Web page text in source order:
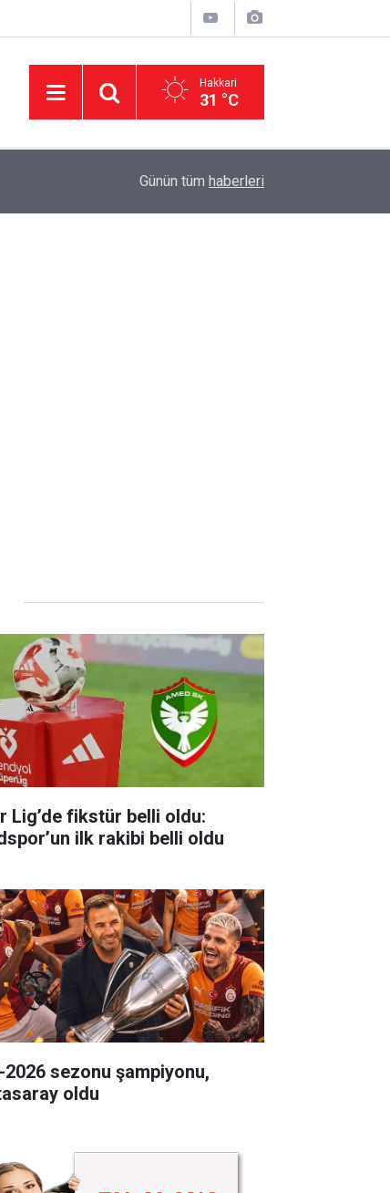
Hakkari
31 °C
Adalet Bakanı Akın Gürlek'ten 'çerçeve yasa'
Günün tüm haberleri
Lig’de fikstür belli oldu:
ilk rakibi belli oldu
2026 sezonu şampiyonu,
oldu